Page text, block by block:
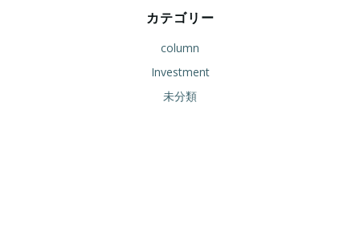
カテゴリー
column
Investment
未分類